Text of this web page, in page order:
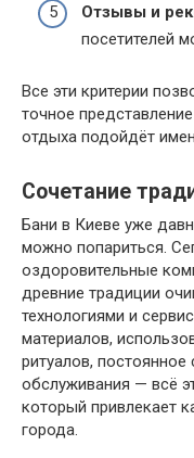
Отзывы и
посетителей
Все эти критерии
точное
отдыха подойдёт
Сочетание
Бани в Киеве уже
можно попариться.
оздоровительные
древние традиции
технологиями и
материалов,
ритуалов,
обслуживания — всё
который привлекает
города.